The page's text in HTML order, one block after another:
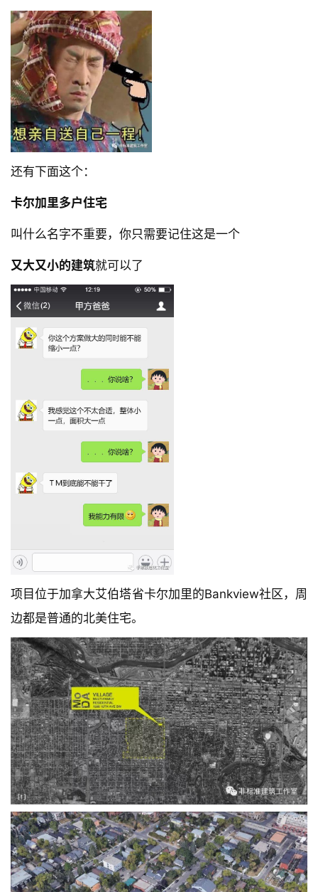
还有下面这个：
卡尔加里多户住宅
叫什么名字不重要，你只需要记住这是一个
又大又小的建筑就可以了
项目位于加拿大艾伯塔省卡尔加里的Bankview社区，周
边都是普通的北美住宅。